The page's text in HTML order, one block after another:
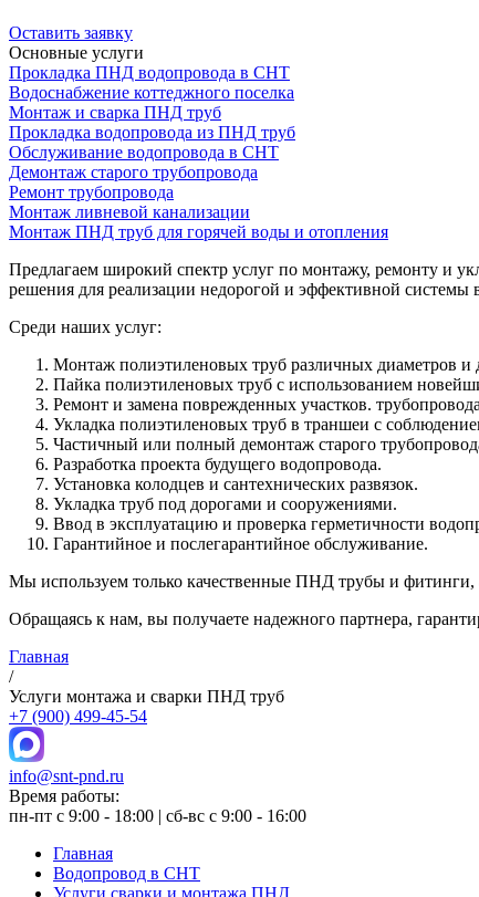
Оставить заявку
Основные услуги
Прокладка ПНД водопровода в СНТ
Водоснабжение коттеджного поселка
Монтаж и сварка ПНД труб
Прокладка водопровода из ПНД труб
Обслуживание водопровода в СНТ
Демонтаж старого трубопровода
Ремонт трубопровода
Монтаж ливневой канализации
Монтаж ПНД труб для горячей воды и отопления
Предлагаем широкий спектр услуг по монтажу, ремонту и
решения для реализации недорогой и эффективной системы
Среди наших услуг:
Монтаж полиэтиленовых труб различных диаметров и
Пайка полиэтиленовых труб с использованием
Ремонт и замена поврежденных участков.
Укладка полиэтиленовых труб в траншеи с
Частичный или полный демонтаж старого
Разработка проекта будущего водопровода.
Установка колодцев и сантехнических развязок.
Укладка труб под дорогами и сооружениями.
Ввод в эксплуатацию и проверка герметичности
Гарантийное и послегарантийное обслуживание.
Мы используем только качественные ПНД трубы и фитинги,
Обращаясь к нам, вы получаете надежного партнера,
Главная
/
Услуги монтажа и сварки ПНД труб
+7 (900) 499-45-54
info@snt-pnd.ru
Время работы:
пн-пт c 9:00 - 18:00 | сб-вс c 9:00 - 16:00
Главная
Водопровод в СНТ
Услуги сварки и монтажа ПНД